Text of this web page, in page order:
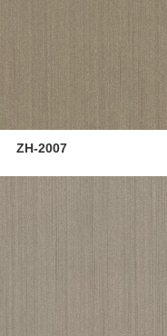
ZH-2007